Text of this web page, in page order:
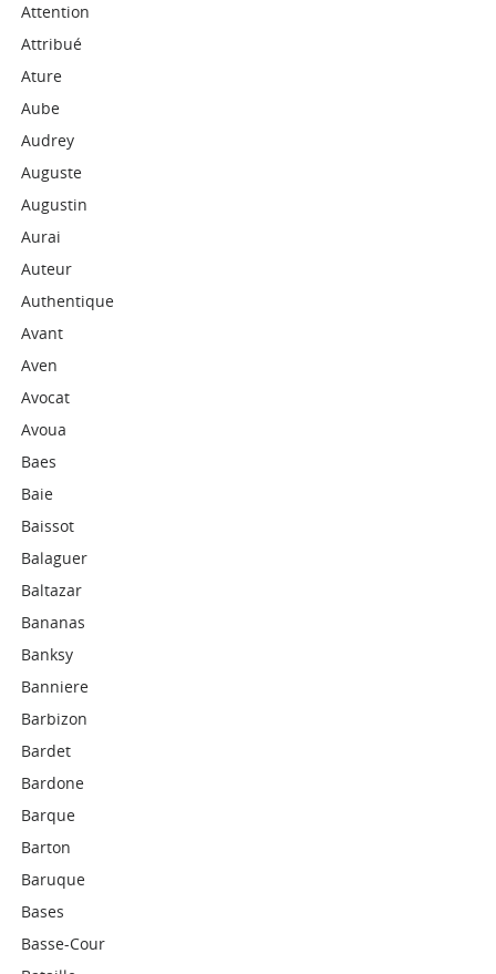
Attention
Attribué
Ature
Aube
Audrey
Auguste
Augustin
Aurai
Auteur
Authentique
Avant
Aven
Avocat
Avoua
Baes
Baie
Baissot
Balaguer
Baltazar
Bananas
Banksy
Banniere
Barbizon
Bardet
Bardone
Barque
Barton
Baruque
Bases
Basse-Cour